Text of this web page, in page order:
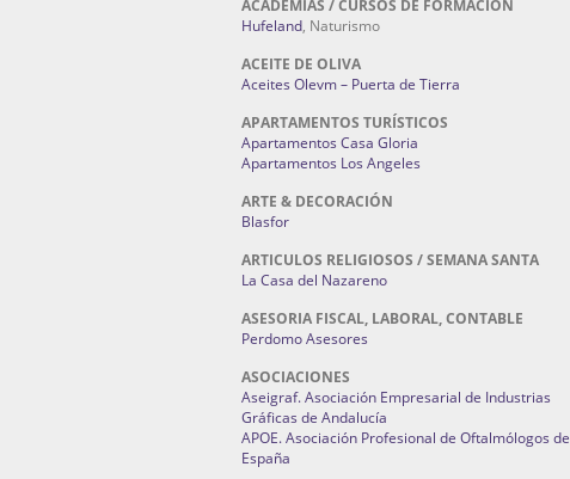
ACADEMIAS / CURSOS DE FORMACIÓN
Hufeland, Naturismo
ACEITE DE OLIVA
Aceites Olevm – Puerta de Tierra
APARTAMENTOS TURÍSTICOS
Apartamentos Casa Gloria
Apartamentos Los Angeles
ARTE & DECORACIÓN
Blasfor
ARTICULOS RELIGIOSOS / SEMANA SANTA
La Casa del Nazareno
ASESORIA FISCAL, LABORAL, CONTABLE
Perdomo Asesores
ASOCIACIONES
Aseigraf. Asociación Empresarial de Industrias
Gráficas de Andalucía
APOE. Asociación Profesional de Oftalmólogos de
España